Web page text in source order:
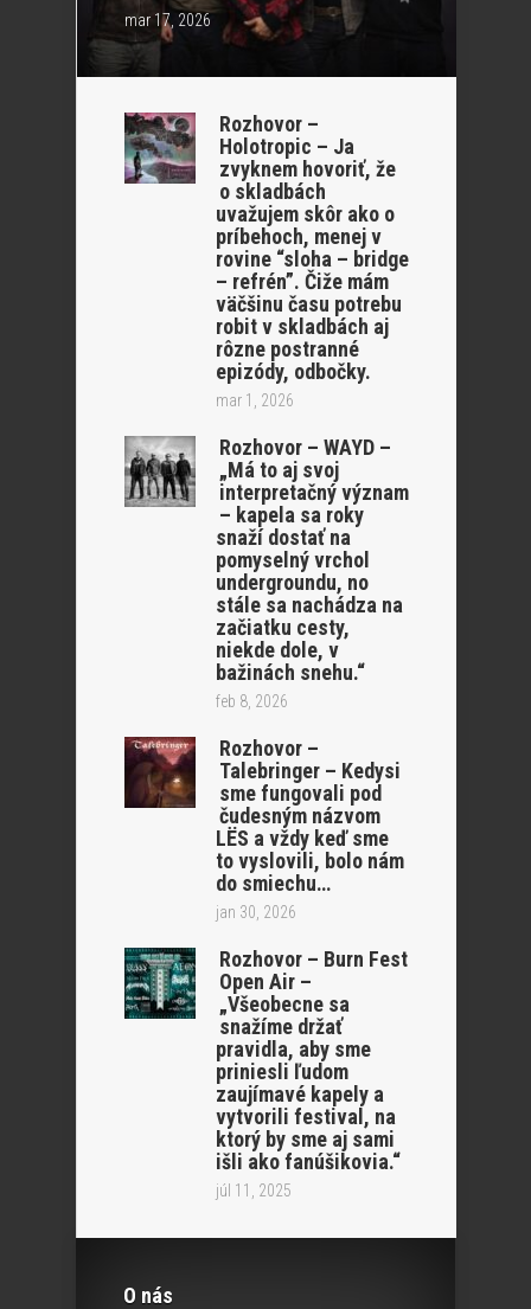
mar 17, 2026
Rozhovor –
Holotropic – Ja
zvyknem hovoriť, že
o skladbách
uvažujem skôr ako o
príbehoch, menej v
rovine “sloha – bridge
– refrén”. Čiže mám
väčšinu času potrebu
robit v skladbách aj
rôzne postranné
epizódy, odbočky.
mar 1, 2026
Rozhovor – WAYD –
„Má to aj svoj
interpretačný význam
– kapela sa roky
snaží dostať na
pomyselný vrchol
undergroundu, no
stále sa nachádza na
začiatku cesty,
niekde dole, v
bažinách snehu.“
feb 8, 2026
Rozhovor –
Talebringer – Kedysi
sme fungovali pod
čudesným názvom
LËS a vždy keď sme
to vyslovili, bolo nám
do smiechu…
jan 30, 2026
Rozhovor – Burn Fest
Open Air –
„Všeobecne sa
snažíme držať
pravidla, aby sme
priniesli ľudom
zaujímavé kapely a
vytvorili festival, na
ktorý by sme aj sami
išli ako fanúšikovia.“
júl 11, 2025
O nás